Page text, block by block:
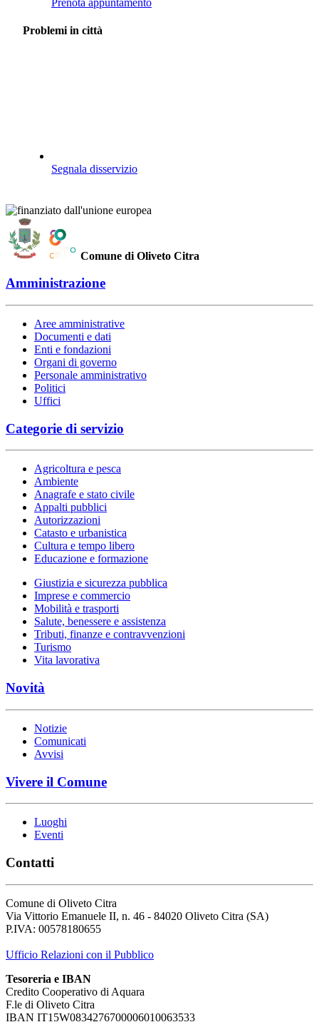
Prenota appuntamento
Problemi in città
Segnala disservizio
Comune di Oliveto Citra
Amministrazione
Aree amministrative
Documenti e dati
Enti e fondazioni
Organi di governo
Personale amministrativo
Politici
Uffici
Categorie di servizio
Agricoltura e pesca
Ambiente
Anagrafe e stato civile
Appalti pubblici
Autorizzazioni
Catasto e urbanistica
Cultura e tempo libero
Educazione e formazione
Giustizia e sicurezza pubblica
Imprese e commercio
Mobilità e trasporti
Salute, benessere e assistenza
Tributi, finanze e contravvenzioni
Turismo
Vita lavorativa
Novità
Notizie
Comunicati
Avvisi
Vivere il Comune
Luoghi
Eventi
Contatti
Comune di Oliveto Citra
Via Vittorio Emanuele II, n. 46 - 84020 Oliveto Citra (SA)
P.IVA: 00578180655
Ufficio Relazioni con il Pubblico
Tesoreria e IBAN
Credito Cooperativo di Aquara
F.le di Oliveto Citra
IBAN IT15W0834276700006010063533